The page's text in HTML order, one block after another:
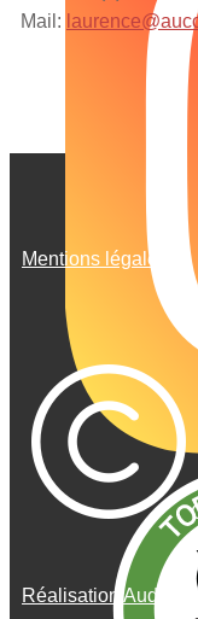
Mail:
Mentions légales
Réalisation